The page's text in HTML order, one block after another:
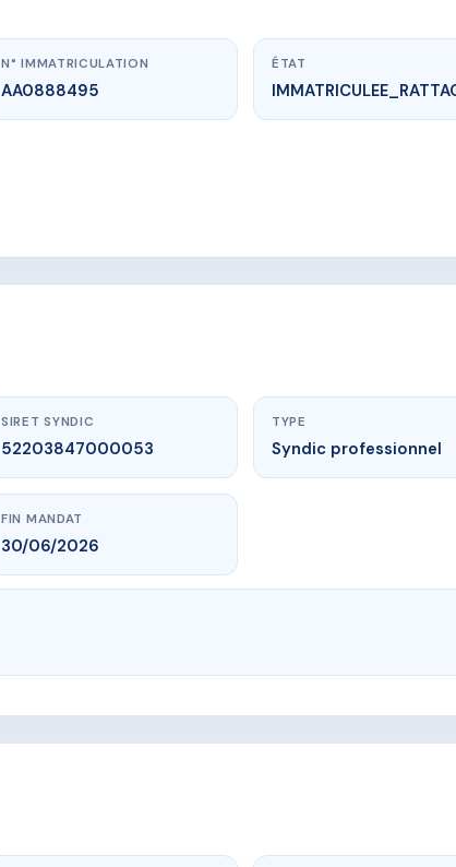
N° IMMATRICULATION
AA0888495
ÉTAT
SIRET SYNDIC
52203847000053
TYPE
Syndic professionnel
FIN MANDAT
30/06/2026